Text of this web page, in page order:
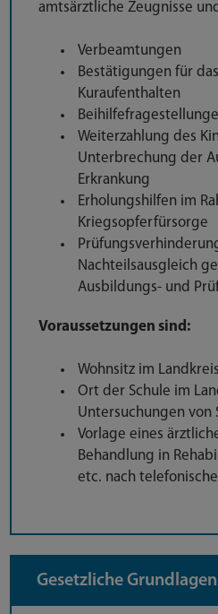
amtsärztliche Zeugnisse
Verbeamtungen
Bestätigungen für
Kuraufenthalten
Weiterzahlung des
Unterbrechung der
Erkrankung
Erholungshilfen im
Kriegsopferfürsorge
Nachteilsausgleich
Ausbildungs- und
Voraussetzungen sind:
Wohnsitz im
Ort der Schule im
Untersuchungen von
Vorlage eines
Behandlung in
etc. nach
Gesetzliche Grundlagen